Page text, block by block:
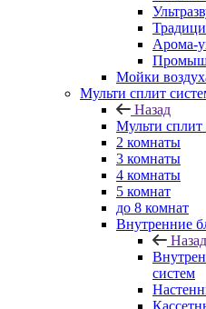
Арома-
Мойки
Мульти сплит
Назад
Мульти сплит
2 комнаты
3 комнаты
4 комнаты
5 комнат
до 8 комнат
Внутренние
Назад
систем